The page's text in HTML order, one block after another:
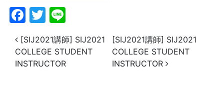
Facebook
Twitter
投稿ナビゲーション
[SIJ2021講師] SIJ2021
COLLEGE STUDENT
INSTRUCTOR
[SIJ2021講師] SIJ2021
COLLEGE STUDENT
INSTRUCTOR